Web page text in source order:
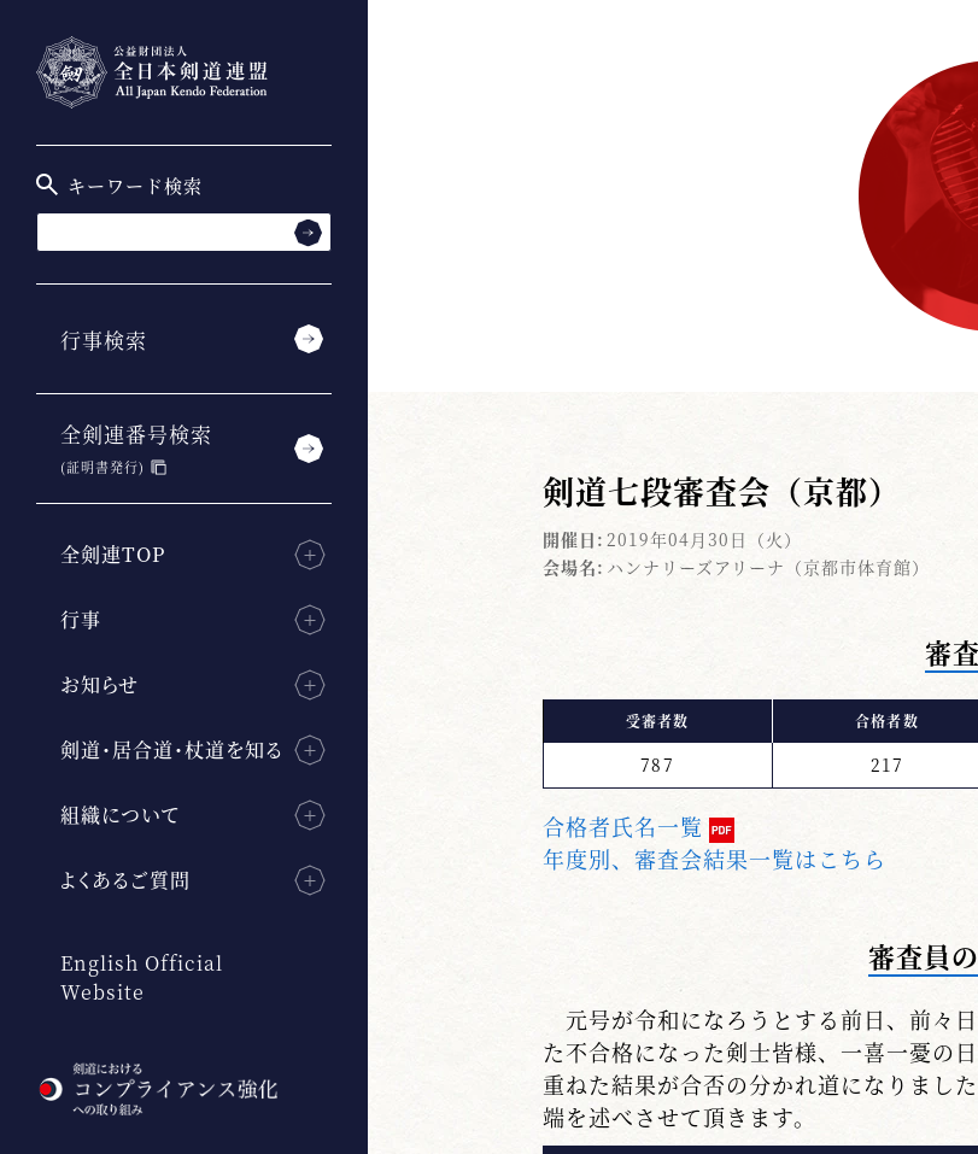
キーワード検索
行事検索
全剣連番号検索
(証明書発行)
全剣連TOP
行事
お知らせ
剣道・居合道・杖道を知る
組織について
よくあるご質問
English Official
Website
剣道七段審査会（京都）
開催日: 2019年04月30日（火）
会場名: ハンナリーズアリーナ（京都市体育館）
審
受審者数 合格者数
787 217
合格者氏名一覧
年度別、審査会結果一覧はこちら
審査員の
元号が令和になろうとする前日、前々
た不合格になった剣士皆様、一喜一憂の
重ねた結果が合否の分かれ道になりまし
端を述べさせて頂きます。